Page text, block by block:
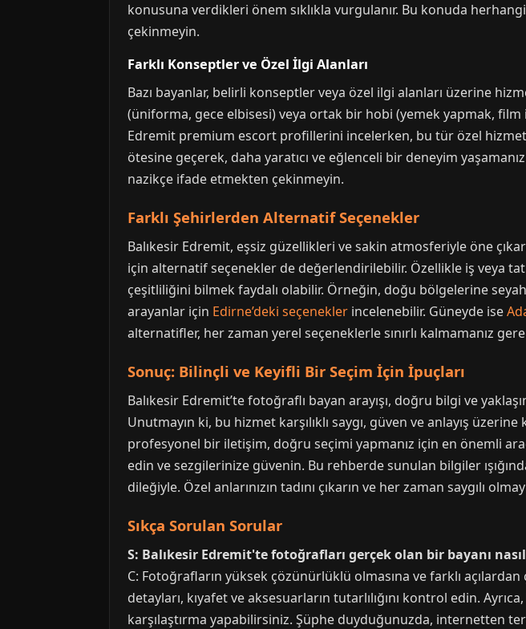
konusuna verdikleri önem sıklıkla vurgulanır. Bu konuda
çekinmeyin.
Farklı Konseptler ve Özel İlgi Alanları
Bazı bayanlar, belirli konseptler veya özel ilgi alanları üzerine
(üniforma, gece elbisesi) veya ortak bir hobi (yemek yapmak,
Edremit premium escort profillerini incelerken, bu tür özel
ötesine geçerek, daha yaratıcı ve eğlenceli bir deneyim
nazikçe ifade etmekten çekinmeyin.
Farklı Şehirlerden Alternatif Seçenekler
Balıkesir Edremit, eşsiz güzellikleri ve sakin atmosferiyle öne
için alternatif seçenekler de değerlendirilebilir. Özellikle iş veya
çeşitliliğini bilmek faydalı olabilir. Örneğin, doğu bölgelerine
arayanlar için Edirne’deki seçenekler incelenebilir. Güneyde ise
alternatifler, her zaman yerel seçeneklerle sınırlı kalmamanız
Sonuç: Bilinçli ve Keyifli Bir Seçim İçin İpuçları
Balıkesir Edremit’te fotoğraflı bayan arayışı, doğru bilgi ve
Unutmayın ki, bu hizmet karşılıklı saygı, güven ve anlayış
profesyonel bir iletişim, doğru seçimi yapmanız için en önemli
edin ve sezgilerinize güvenin. Bu rehberde sunulan bilgiler
dileğiyle. Özel anlarınızın tadını çıkarın ve her zaman saygılı
Sıkça Sorulan Sorular
S: Balıkesir Edremit'te fotoğrafları gerçek olan bir bayanı
C: Fotoğrafların yüksek çözünürlüklü olmasına ve farklı
detayları, kıyafet ve aksesuarların tutarlılığını kontrol edin.
karşılaştırma yapabilirsiniz. Şüphe duyduğunuzda, internetten